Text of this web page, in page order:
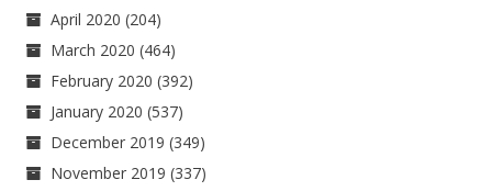
April 2020 (204)
March 2020 (464)
February 2020 (392)
January 2020 (537)
December 2019 (349)
November 2019 (337)